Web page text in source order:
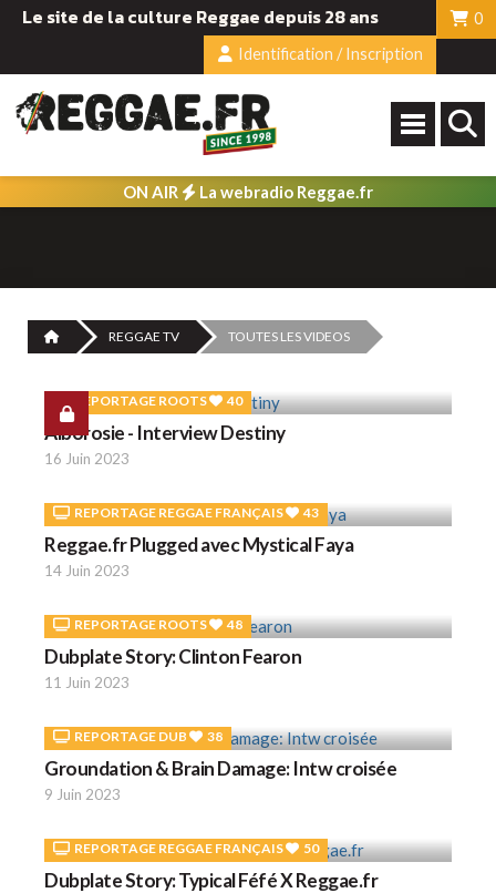
Le site de la culture Reggae depuis 28 ans
0
Identification / Inscription
ON AIR La webradio Reggae.fr
REGGAE TV TOUTES LES VIDEOS
REPORTAGE ROOTS 40
Alborosie - Interview Destiny
16 Juin 2023
REPORTAGE REGGAE FRANÇAIS 43
Reggae.fr Plugged avec Mystical Faya
14 Juin 2023
REPORTAGE ROOTS 48
Dubplate Story: Clinton Fearon
11 Juin 2023
REPORTAGE DUB 38
Groundation & Brain Damage: Intw croisée
9 Juin 2023
REPORTAGE REGGAE FRANÇAIS 50
Dubplate Story: Typical Féfé X Reggae.fr